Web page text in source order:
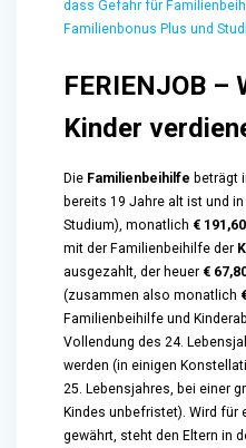
dass Gefahr für
Familienbonus Plus und
FERIENJOB –
Kinder
Die Familienbeihilfe beträgt
bereits 19 Jahre alt ist und
Studium), monatlich € 191,60
mit der Familienbeihilfe der
ausgezahlt, der heuer €
(zusammen also monatlich
Familienbeihilfe und
Vollendung des 24.
werden (in einigen
25. Lebensjahres, bei einer
Kindes unbefristet). Wird für
gewährt, steht den Eltern in